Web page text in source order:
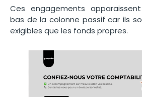
Ces engagements
bas de la colonne passif car ils
exigibles que les fonds propres.